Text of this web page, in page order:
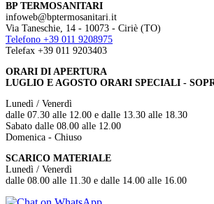
BP TERMOSANITARI
infoweb@bptermosanitari.it
Via Taneschie, 14 - 10073 - Ciriè (TO)
Telefono +39 011 9208975
Telefax +39 011 9203403
ORARI DI APERTURA
LUGLIO E AGOSTO ORARI SPECIALI -
Lunedì / Venerdì
dalle 07.30 alle 12.00 e dalle 13.30 alle 18.30
Sabato dalle 08.00 alle 12.00
Domenica - Chiuso
SCARICO MATERIALE
Lunedì / Venerdì
dalle 08.00 alle 11.30 e dalle 14.00 alle 16.00